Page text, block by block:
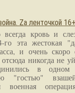
Zа ленточкой 16+
кровь и
го эта жестокая
и очень скоро
отсюда никогда не
в одном
"гостью"
военная